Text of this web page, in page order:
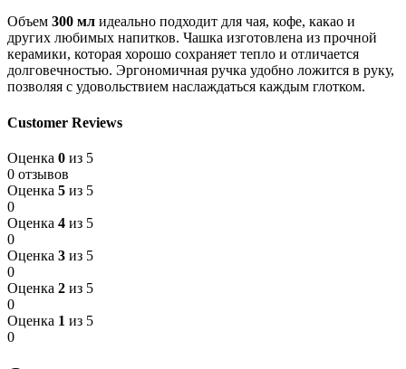
Объем 300 мл идеально подходит для чая, кофе, какао и
других любимых напитков. Чашка изготовлена из прочной
керамики, которая хорошо сохраняет тепло и отличается
долговечностью. Эргономичная ручка удобно ложится в руку,
позволяя с удовольствием наслаждаться каждым глотком.
Customer Reviews
Оценка 0 из 5
0 отзывов
Оценка 5 из 5
0
Оценка 4 из 5
0
Оценка 3 из 5
0
Оценка 2 из 5
0
Оценка 1 из 5
0